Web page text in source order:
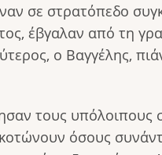
σε στρατόπεδο
έβγαλαν από τη
ο Βαγγέλης,
τους
όσους